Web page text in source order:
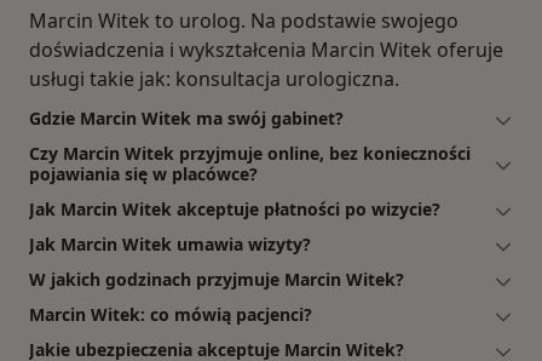
Marcin Witek to urolog. Na podstawie swojego
doświadczenia i wykształcenia Marcin Witek oferuje
usługi takie jak: konsultacja urologiczna.
Gdzie Marcin Witek ma swój gabinet?
Czy Marcin Witek przyjmuje online, bez konieczności
pojawiania się w placówce?
Jak Marcin Witek akceptuje płatności po wizycie?
Jak Marcin Witek umawia wizyty?
W jakich godzinach przyjmuje Marcin Witek?
Marcin Witek: co mówią pacjenci?
Jakie ubezpieczenia akceptuje Marcin Witek?